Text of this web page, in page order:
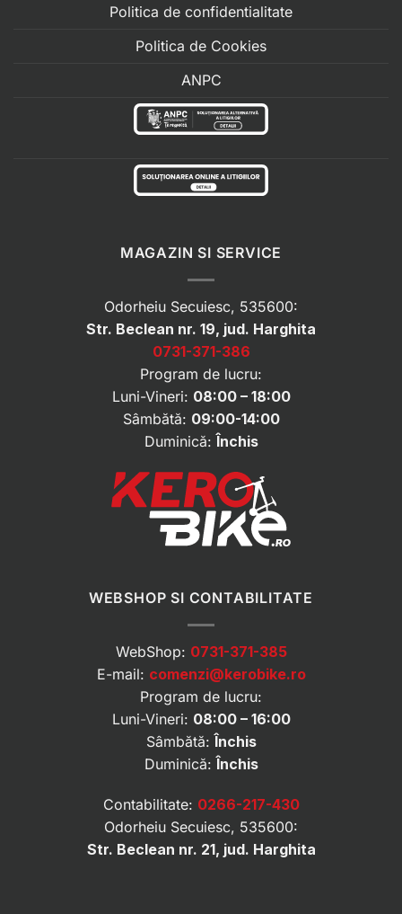
Politica de confidentialitate
Politica de Cookies
ANPC
MAGAZIN SI SERVICE
Odorheiu Secuiesc, 535600:
Str. Beclean nr. 19, jud. Harghita
0731-371-386
Program de lucru:
Luni-Vineri: 08:00 – 18:00
Sâmbătă: 09:00-14:00
Duminică: Închis
WEBSHOP SI CONTABILITATE
WebShop: 0731-371-385
E-mail: comenzi@kerobike.ro
Program de lucru:
Luni-Vineri: 08:00 – 16:00
Sâmbătă:Închis
Duminică:Închis
Contabilitate: 0266-217-430
Odorheiu Secuiesc, 535600:
Str. Beclean nr. 21, jud. Harghita